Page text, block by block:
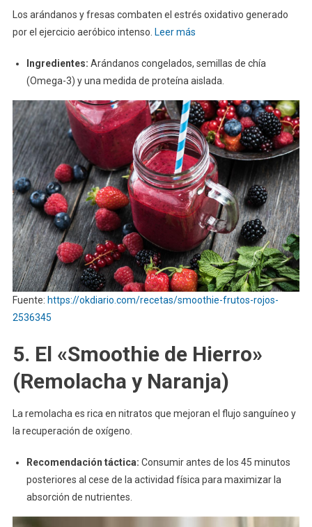
Los arándanos y fresas combaten el estrés oxidativo generado
por el ejercicio aeróbico intenso. Leer más
Ingredientes: Arándanos congelados, semillas de chía
(Omega-3) y una medida de proteína aislada.
Fuente: https://okdiario.com/recetas/smoothie-frutos-rojos-
2536345
5. El «Smoothie de Hierro»
(Remolacha y Naranja)
La remolacha es rica en nitratos que mejoran el flujo sanguíneo y
la recuperación de oxígeno.
Recomendación táctica: Consumir antes de los 45 minutos
posteriores al cese de la actividad física para maximizar la
absorción de nutrientes.